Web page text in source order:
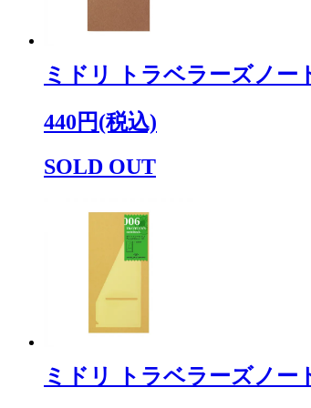
ミドリ トラベラーズノー
440円(税込)
SOLD OUT
ミドリ トラベラーズノ